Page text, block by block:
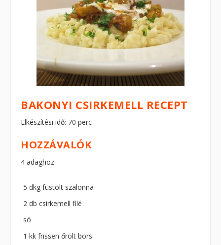
BAKONYI CSIRKEMELL RECEPT
Elkészítési idő: 70 perc
HOZZÁVALÓK
4 adaghoz
5 dkg füstölt szalonna
2 db csirkemell filé
só
1 kk frissen őrölt bors